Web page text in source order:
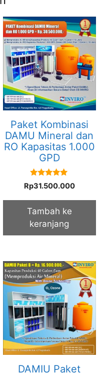
Paket Kombinasi
DAMU Mineral dan
RO Kapasitas 1.000
GPD
5.00
out of 5
Rp31.500.000
Tambah ke
keranjang
DAMIU Paket